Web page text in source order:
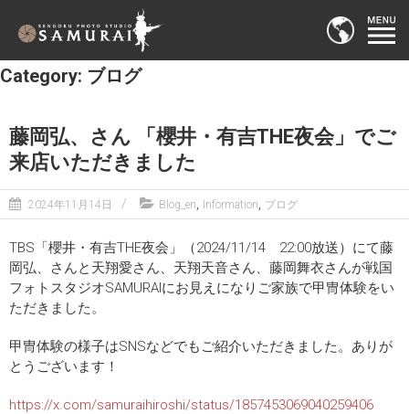
Category: ブログ
藤岡弘、さん 「櫻井・有吉THE夜会」でご
来店いただきました
2024年11月14日 Blog_en, Information, ブログ
TBS「櫻井・有吉THE夜会」（2024/11/14 22:00放送）にて藤
岡弘、さんと天翔愛さん、天翔天音さん、藤岡舞衣さんが戦国
フォトスタジオSAMURAIにお見えになりご家族で甲冑体験をい
ただきました。
甲冑体験の様子はSNSなどでもご紹介いただきました。ありが
とうございます！
https://x.com/samuraihiroshi/status/1857453069040259406